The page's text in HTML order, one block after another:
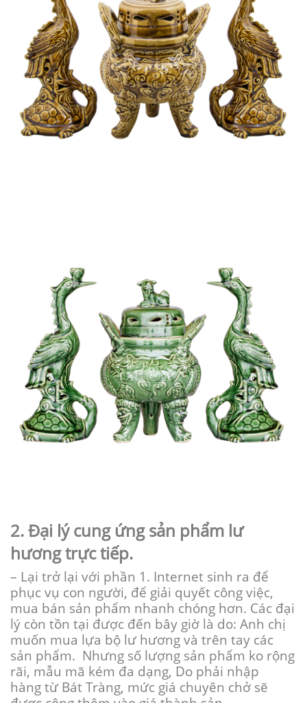
2. Đại lýcung ứngsản phẩm lư
hương trực tiếp.
– Lại trở lại với phần 1. Internet sinh ra để
phục vụ con người, để giải quyết công việc,
mua bán sản phẩm nhanh chóng hơn. Các đại
lý còn tồn tại được đến bây giờ là do: Anh chị
muốn mua lựa bộ lư hương và trên tay các
sản phẩm. Nhưng số lượng sản phẩm ko rộng
rãi, mẫu mã kém đa dạng, Do phải nhập
hàng từ Bát Tràng, mức giá chuyên chở sẽ